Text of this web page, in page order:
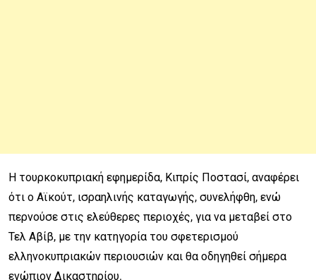
Η τουρκοκυπριακή εφημερίδα, Κιπρίς Ποστασί, αναφέρει
ότι ο Αϊκούτ, ισραηλινής καταγωγής, συνελήφθη, ενώ
περνούσε στις ελεύθερες περιοχές, για να μεταβεί στο
Τελ Αβίβ, με την κατηγορία του σφετερισμού
ελληνοκυπριακών περιουσιών και θα οδηγηθεί σήμερα
ενώπιον Δικαστηρίου.